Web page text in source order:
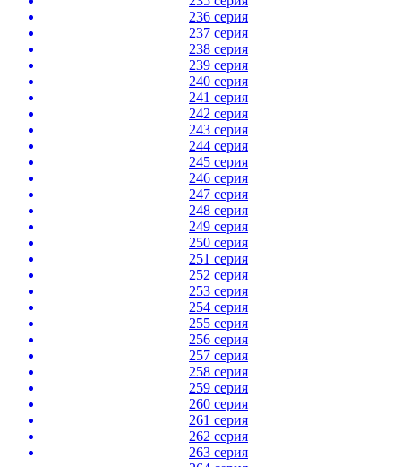
236 серия
237 серия
238 серия
239 серия
240 серия
241 серия
242 серия
243 серия
244 серия
245 серия
246 серия
247 серия
248 серия
249 серия
250 серия
251 серия
252 серия
253 серия
254 серия
255 серия
256 серия
257 серия
258 серия
259 серия
260 серия
261 серия
262 серия
263 серия